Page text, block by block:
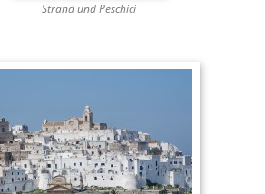
Strand und Peschici